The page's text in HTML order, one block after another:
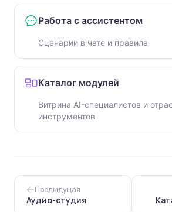
Работа с ассистентом
Сценарии в чате и правила
Каталог модулей
Витрина AI-специалистов и
инструментов
Предыдущая
Аудио-студия